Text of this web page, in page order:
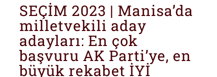
SEÇİM 2023 | Manisa’da
milletvekili aday
adayları: En çok
başvuru AK Parti’ye, en
büyük rekabet İYİ